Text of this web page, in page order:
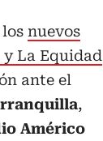
nuevos
La Equidad
ante el
,
Américo